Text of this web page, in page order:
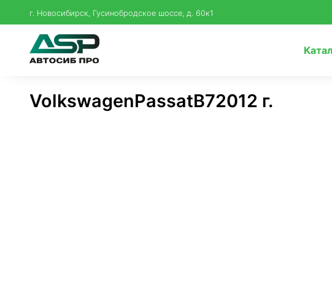
г. Новосибирск, Гусинобродское шоссе, д. 60к1
VolkswagenPassatB72012 г.